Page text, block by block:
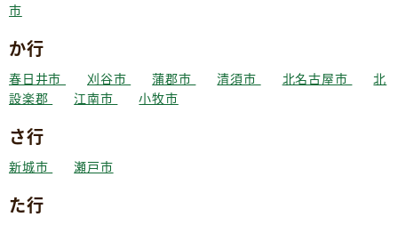
市
か行
春日井市 刈谷市 蒲郡市 清須市 北名古屋市
北
設楽郡
江南市 小牧市
さ行
新城市 瀬戸市
た行